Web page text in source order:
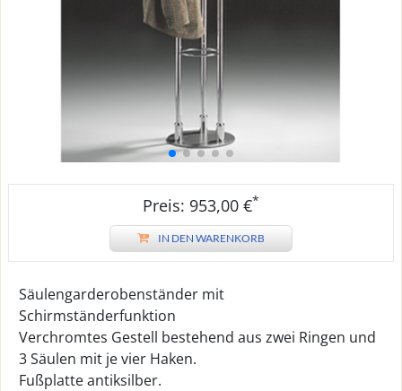
Preis: 953,00 €*
IN DEN WARENKORB
Säulengarderobenständer mit
Schirmständerfunktion
Verchromtes Gestell bestehend aus zwei Ringen und
3 Säulen mit je vier Haken.
Fußplatte antiksilber.